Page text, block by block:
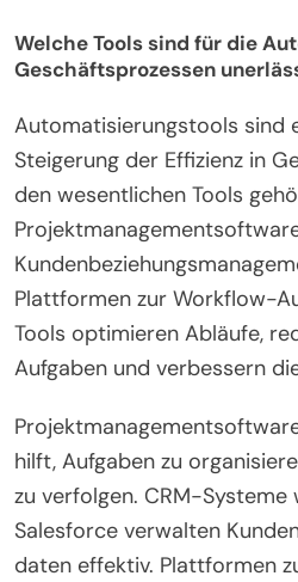
Welche Tools sind für die
Geschäftsprozessen
Automatisierungstools sind
Steigerung der Effizienz in
den wesentlichen Tools
Plattformen zur Workflow-
Tools optimieren Abläufe,
Aufgaben und verbessern
hilft, Aufgaben zu
zu verfolgen. CRM-
Salesforce verwalten
daten effektiv. Plattformen